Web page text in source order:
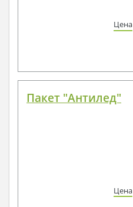
Цена
Пакет "Антилед"
Цена